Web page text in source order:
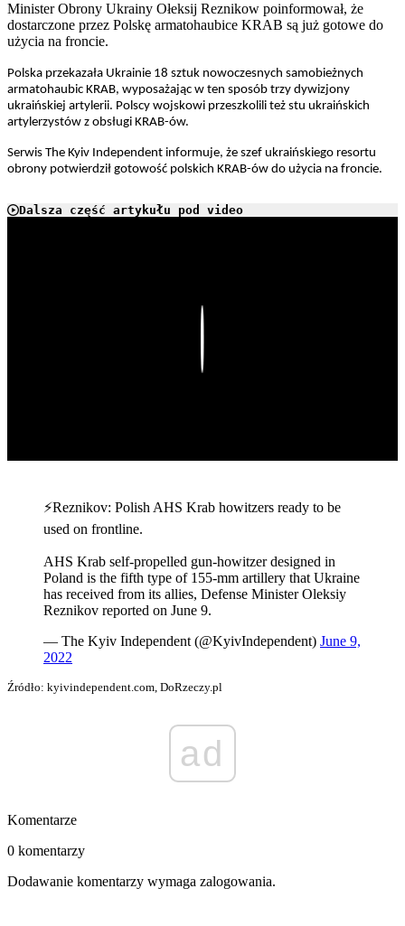
Minister Obrony Ukrainy Ołeksij Reznikow poinformował, że
dostarczone przez Polskę armatohaubice KRAB są już gotowe do
użycia na froncie.
Polska przekazała Ukrainie 18 sztuk nowoczesnych samobieżnych
armatohaubic KRAB, wyposażając w ten sposób trzy dywizjony
ukraińskiej artylerii. Polscy wojskowi przeszkolili też stu ukraińskich
artylerzystów z obsługi KRAB-ów.
Serwis The Kyiv Independent informuje, że szef ukraińskiego resortu
obrony potwierdził gotowość polskich KRAB-ów do użycia na froncie.
Dalsza część artykułu pod video
⚡️Reznikov: Polish AHS Krab howitzers ready to be
used on frontline.
AHS Krab self-propelled gun-howitzer designed in
Poland is the fifth type of 155-mm artillery that Ukraine
has received from its allies, Defense Minister Oleksiy
Reznikov reported on June 9.
— The Kyiv Independent (@KyivIndependent) June 9,
2022
Źródło: kyivindependent.com, DoRzeczy.pl
ad
Komentarze
0 komentarzy
Dodawanie komentarzy wymaga zalogowania.